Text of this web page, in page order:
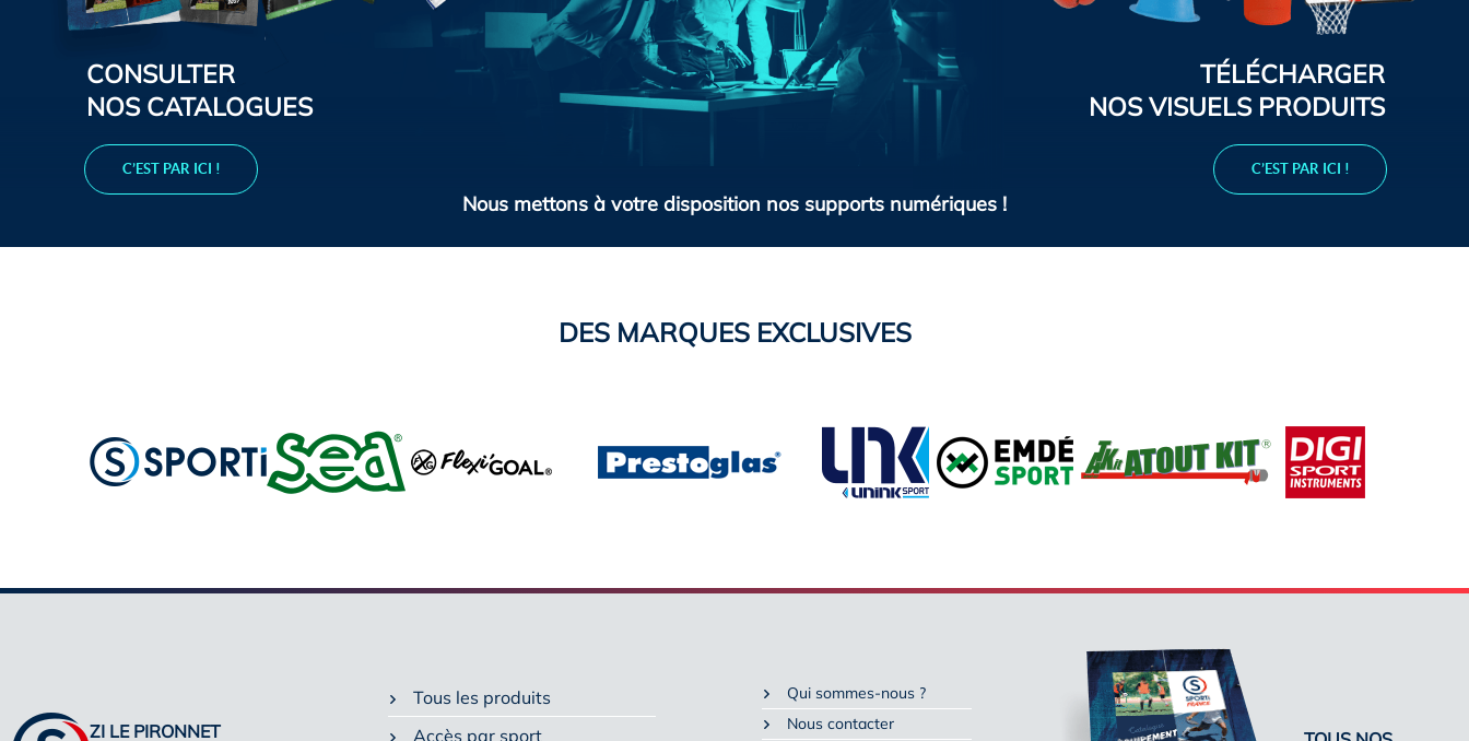
CONSULTER
NOS CATALOGUES
C’EST PAR ICI !
Nous mettons à votre disposition nos supports numériques !
TÉLÉCHARGER
NOS VISUELS PRODUITS
C’EST PAR ICI !
DES MARQUES EXCLUSIVES
ZI LE PIRONNET
Tous les produits
Accès par sport
Qui sommes-nous ?
Nous contacter